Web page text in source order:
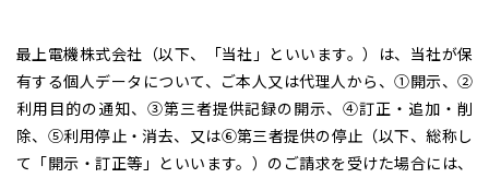
最上電機株式会社（以下、「当社」といいます。）は、当社が保
有する個人データについて、ご本人又は代理人から、①開示、②
利用目的の通知、③第三者提供記録の開示、④訂正・追加・削
除、⑤利用停止・消去、又は⑥第三者提供の停止（以下、総称し
て「開示・訂正等」といいます。）のご請求を受けた場合には、